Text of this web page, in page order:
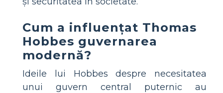
Cum a influențat Thomas
Hobbes guvernarea
modernă?
Ideile lui Hobbes despre necesitatea
unui guvern central puternic au